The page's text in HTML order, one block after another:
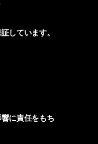
しています。
に責任をもち